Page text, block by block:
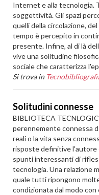
Internet e alla tecnologia.
soggettività. Gli spazi
quelli della circolazione,
tempo è percepito in
presente. Infine, al di là
vive una solitudine
sociale che caratterizza
Si trova in
Solitudini connesse
BIBLIOTECA
perennemente connessa
reali o la vita senza
risposte definitive l'autore
spunti interessanti di
tecnologia. Una relazione
quale tutti ripongono
condizionata dal modo